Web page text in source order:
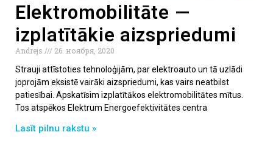
Elektromobilitāte —
izplatītākie aizspriedumi
Andrejs
26. ноября, 2020
Strauji attīstoties tehnoloģijām, par elektroauto un tā uzlādi
joprojām eksistē vairāki aizspriedumi, kas vairs neatbilst
patiesībai. Apskatīsim izplatītākos elektromobilitātes mītus.
Tos atspēkos Elektrum Energoefektivitātes centra
Lasīt pilnu rakstu »